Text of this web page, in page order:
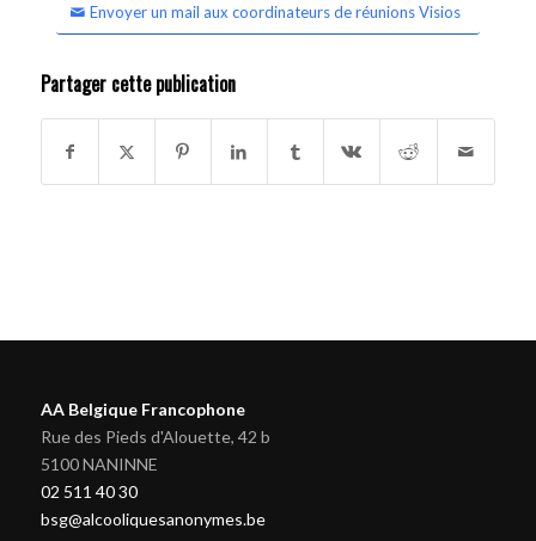
Envoyer un mail aux coordinateurs de réunions Visios
Partager cette publication
AA Belgique Francophone
Rue des Pieds d'Alouette, 42 b
5100 NANINNE
02 511 40 30
bsg@alcooliquesanonymes.be